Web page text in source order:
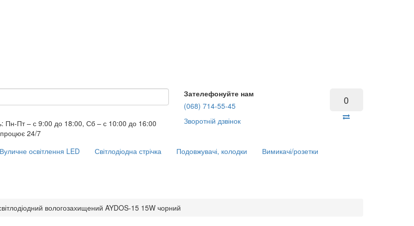
Пн-Пт – с 9:00 до 18:00, Сб – с 10:00 до 16:00
процює 24/7
Зателефонуйте нам
(068) 714-55-45
Зворотній дзвінок
0
освітлення LED Світлодіодна стрічка Подовжувачі, колодки Вимикачі/розетки
вологозахищений AYDOS-15 15W чорний